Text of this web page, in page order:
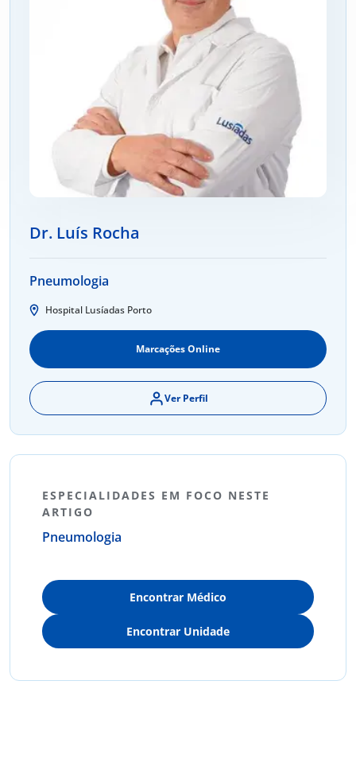
Dr. Luís Rocha
Pneumologia
Hospital Lusíadas Porto
Marcações Online
Ver Perfil
ESPECIALIDADES EM FOCO NESTE
ARTIGO
Pneumologia
Encontrar Médico
Encontrar Unidade